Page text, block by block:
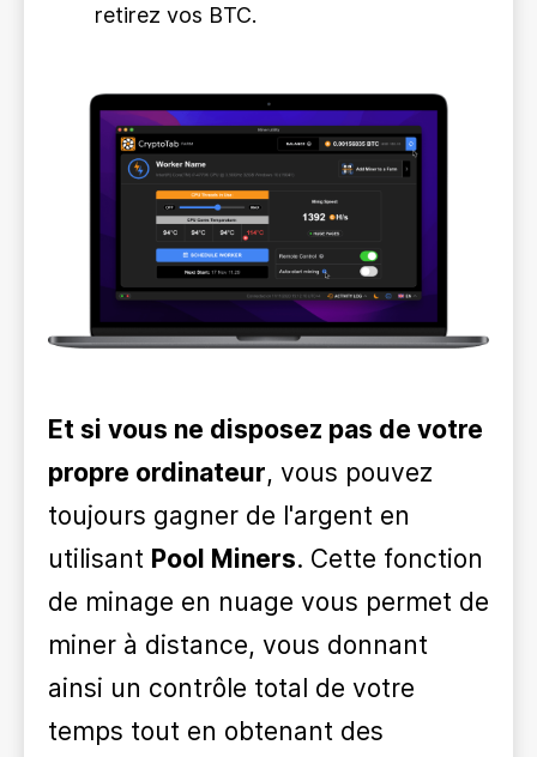
retirez vos BTC.
Et si vous ne disposez pas de votre
propre ordinateur, vous pouvez
toujours gagner de l'argent en
utilisant Pool Miners. Cette fonction
de minage en nuage vous permet de
miner à distance, vous donnant
ainsi un contrôle total de votre
temps tout en obtenant des